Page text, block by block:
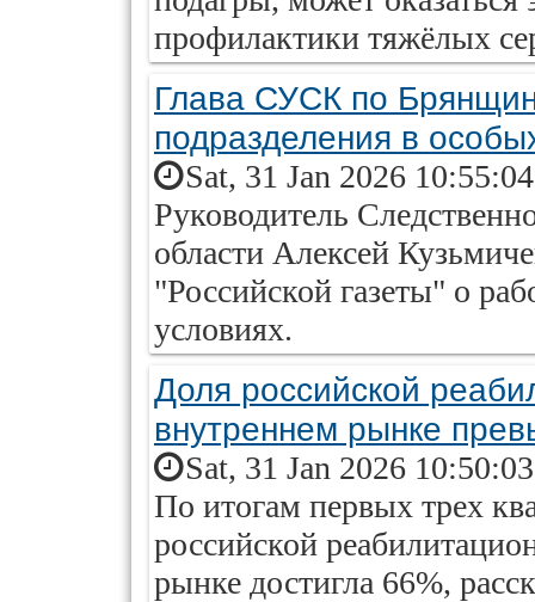
профилактики тяжёлых
Глава СУСК по
подразделения в
Sat, 31 Jan 2026
Руководитель
области Алексей
"Российской газеты" о
условиях.
Доля российской
внутреннем рынке
Sat, 31 Jan 2026
По итогам первых трех
российской
рынке достигла 66%,